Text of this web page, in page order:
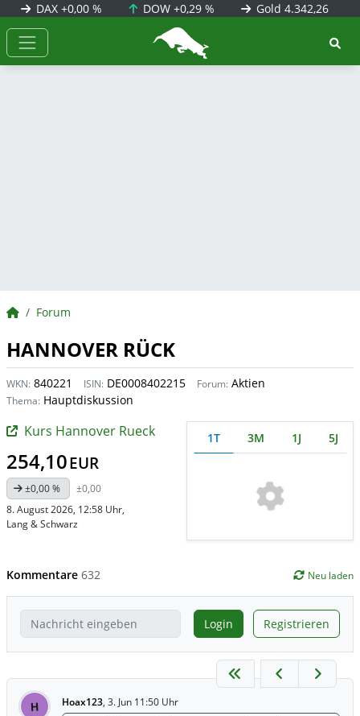
DAX +0,00 % DOW+0,29 % Gold 4.342,26
BörsenNEWS.de
BörsenNEWS.de
Forum
HANNOVER RÜCK
WKN: 840221 ISIN: DE0008402215 Forum: Aktien
Thema: Hauptdiskussion
Kurs Hannover Rueck
254,10EUR
±0,00 %
±0,00
8. August 2026, 12:58 Uhr,
Lang & Schwarz
1T 3M 1J 5J
Kommentare 632 Neu laden
Login Registrieren
H Hoax123, 3. Jun 11:50 Uhr